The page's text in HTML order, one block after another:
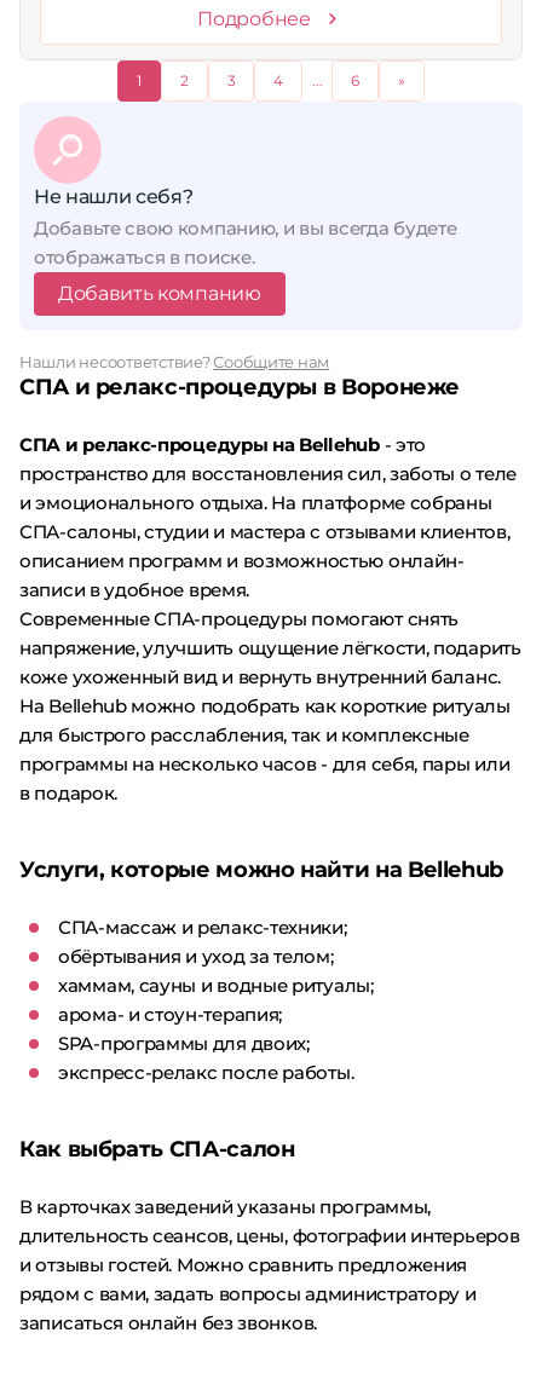
Подробнее
1 2 3 4 ... 6 »
Не нашли себя?
Добавьте свою компанию, и вы всегда будете
отображаться в поиске.
Добавить компанию
Нашли несоответствие?Сообщите нам
СПА и релакс-процедуры в Воронеже
СПА и релакс-процедуры на Bellehub- это
пространство для восстановления сил, заботы о теле
и эмоционального отдыха. На платформе собраны
СПА-салоны, студии и мастера с отзывами клиентов,
описанием программ и возможностью онлайн-
записи в удобное время.
Современные СПА-процедуры помогают снять
напряжение, улучшить ощущение лёгкости, подарить
коже ухоженный вид и вернуть внутренний баланс.
На Bellehub можно подобрать как короткие ритуалы
для быстрого расслабления, так и комплексные
программы на несколько часов - для себя, пары или
в подарок.
Услуги, которые можно найти на Bellehub
СПА-массаж и релакс-техники;
обёртывания и уход за телом;
хаммам, сауны и водные ритуалы;
арома- и стоун-терапия;
SPA-программы для двоих;
экспресс-релакс после работы.
Как выбрать СПА-салон
В карточках заведений указаны программы,
длительность сеансов, цены, фотографии интерьеров
и отзывы гостей. Можно сравнить предложения
рядом с вами, задать вопросы администратору и
записаться онлайн без звонков.